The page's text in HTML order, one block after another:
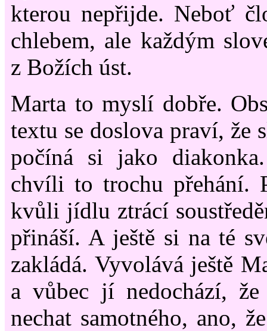
kterou nepřijde. Neboť
chlebem, ale každým
z Božích úst.
Marta to myslí dobře.
textu se doslova praví, že
počíná si jako
chvíli to trochu přehání.
kvůli jídlu ztrácí
přináší. A ještě si na té
zakládá. Vyvolává ještě
a vůbec jí nedochází,
nechat samotného, ano,